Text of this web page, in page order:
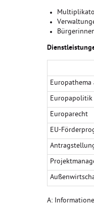
Europathema
Europapolitik
Europarecht
EU-
A: